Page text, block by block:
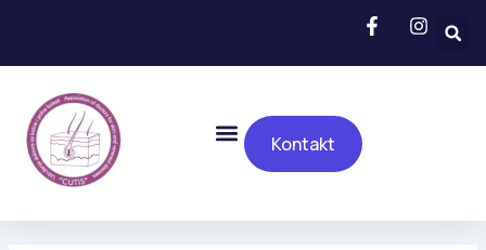
content
Menu
Kontakt